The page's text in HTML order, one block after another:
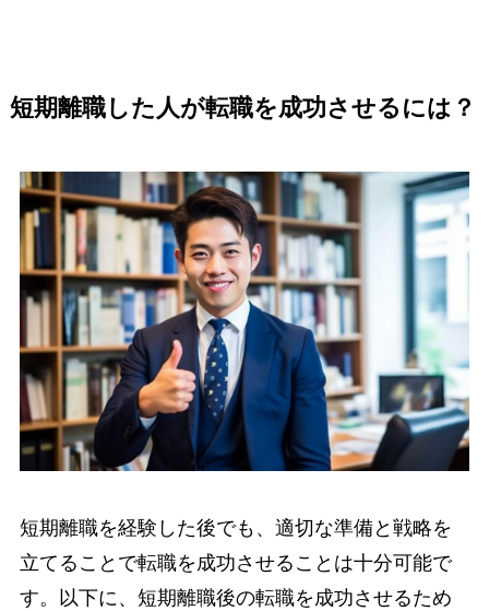
短期離職した人が転職を成功させるには？
短期離職を経験した後でも、適切な準備と戦略を
立てることで転職を成功させることは十分可能で
す。以下に、短期離職後の転職を成功させるため